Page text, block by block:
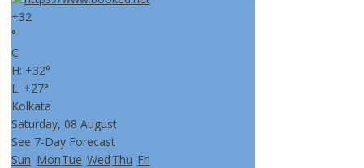
+32
°
C
H: +32°
L: +27°
Kolkata
Saturday, 08 August
See 7-Day Forecast
Sun MonTue Wed Thu Fri